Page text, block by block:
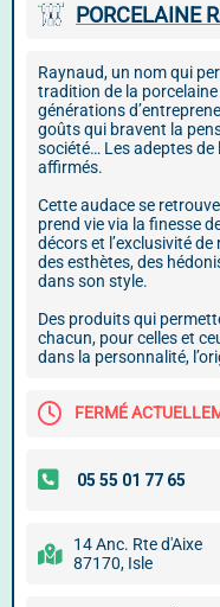
PORCELAINE
Raynaud, un nom qui
tradition de la
générations
goûts qui bravent la
société… Les adeptes
affirmés.
Cette audace se
prend vie via la finesse
décors et l’exclusivité
des esthètes, des
dans son style.
Des produits qui
chacun, pour celles et
dans la personnalité,
FERMÉ
14 Anc. Rte d'Aixe
87170, Isle